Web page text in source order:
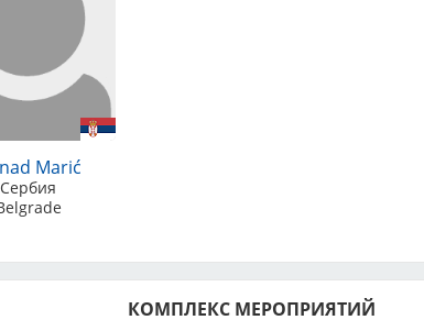
Marić
Сербия
КОМПЛЕКС МЕРОПРИЯТИЙ